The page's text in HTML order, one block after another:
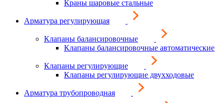
Краны шаровые стальные
Арматура регулирующая
Клапаны балансировочные
Клапаны балансировочные автоматические
Клапаны регулирующие
Клапаны регулирующие двухходовые
Арматура трубопроводная